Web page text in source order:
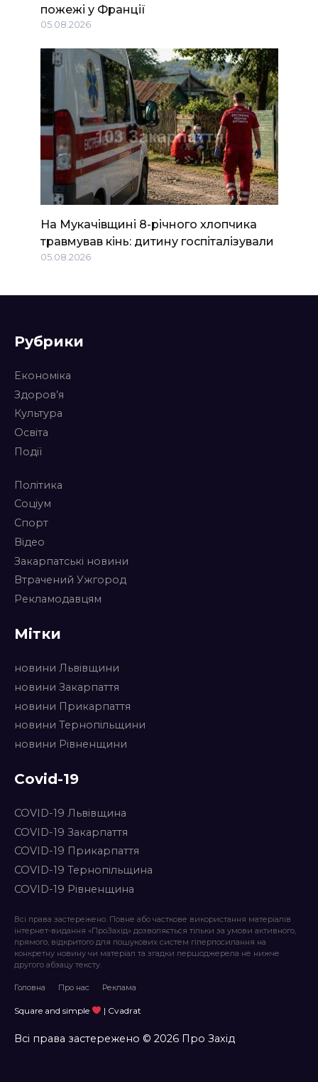
пожежі у Франції
05.08.2026
На Мукачівщині 8-річного хлопчика
травмував кінь: дитину госпіталізували
05.08.2026
Рубрики
Економіка
Здоров’я
Культура
Освіта
Події
Політика
Соціум
Спорт
Відео
Закарпатські новини
Втрачений Ужгород
Рекламодавцям
Мітки
новини Львівщини
новини Закарпаття
новини Прикарпаття
новини Тернопільщини
новини Рівненщини
Covid-19
COVID-19 Львівщина
COVID-19 Закарпаття
COVID-19 Прикарпаття
COVID-19 Тернопільщина
COVID-19 Рівненщина
Всі права застережено. Повне або часткове використання матеріалів
інтернет-видання «ПроЗахід» дозволяється тільки за умови активного,
прямого, відкритого для пошукових систем гіперпосилання на
конкретну новину чи матеріал та згадки першоджерела не нижче
другого абзацу тексту.
Головна Про нас Реклама
Square and simple | Cvadrat
Всі права застережено © 2026 Про Захід